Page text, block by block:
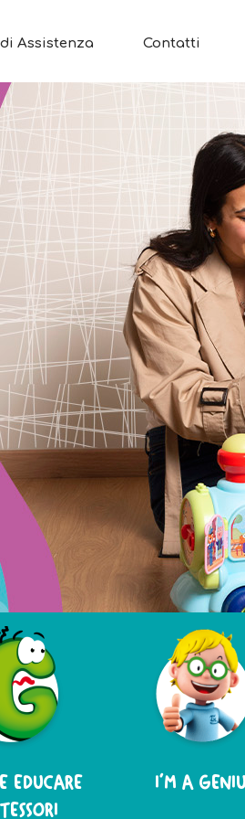
Assistenza Contatti
EDUCARE
I'M A